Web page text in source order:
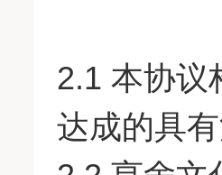
2.1 本协议
达成的具